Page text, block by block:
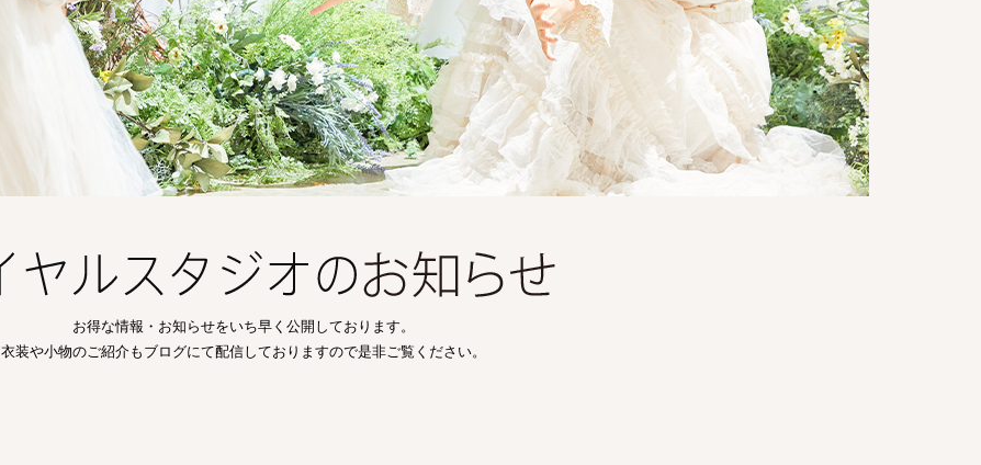
お得な情報・お知らせをいち早く公開しております。
衣装や小物のご紹介もブログにて配信しておりますので是非ご覧ください。